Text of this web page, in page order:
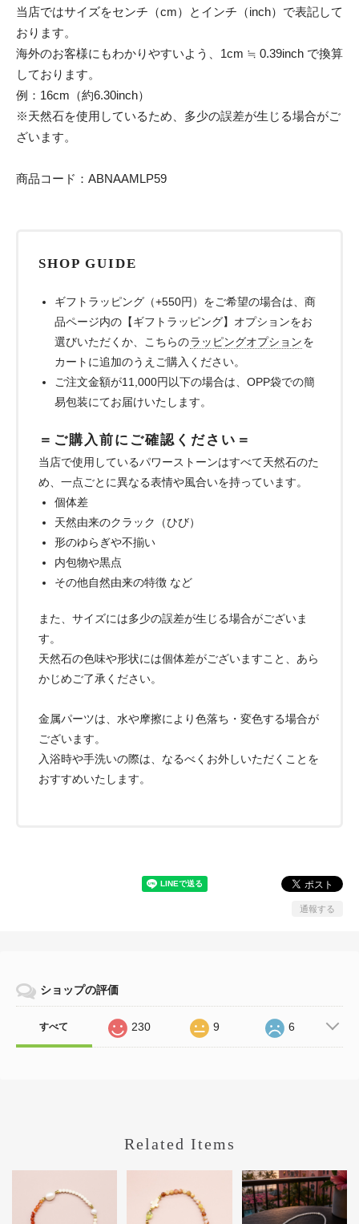
当店ではサイズをセンチ（cm）とインチ（inch）で表記して
おります。
海外のお客様にもわかりやすいよう、1cm ≒ 0.39inch で換算
しております。
例：16cm（約6.30inch）
※天然石を使用しているため、多少の誤差が生じる場合がご
ざいます。
商品コード：ABNAAMLP59
SHOP GUIDE
ギフトラッピング（+550円）をご希望の場合は、商
品ページ内の【ギフトラッピング】オプションをお
選びいただくか、こちらのラッピングオプションを
カートに追加のうえご購入ください。
ご注文金額が11,000円以下の場合は、OPP袋での簡
易包装にてお届けいたします。
＝ご購入前にご確認ください＝
当店で使用しているパワーストーンはすべて天然石のた
め、一点ごとに異なる表情や風合いを持っています。
個体差
天然由来のクラック（ひび）
形のゆらぎや不揃い
内包物や黒点
その他自然由来の特徴 など
また、サイズには多少の誤差が生じる場合がございま
す。
天然石の色味や形状には個体差がございますこと、あら
かじめご了承ください。
金属パーツは、水や摩擦により色落ち・変色する場合が
ございます。
入浴時や手洗いの際は、なるべくお外しいただくことを
おすすめいたします。
通報する
ショップの評価
すべて 230 9 6
Related Items